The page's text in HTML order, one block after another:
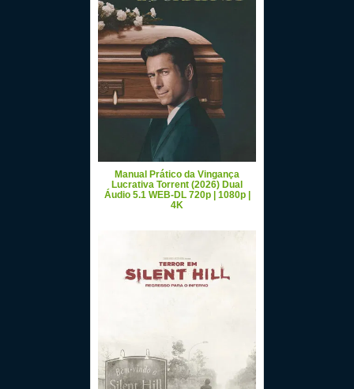
Manual Prático da Vingança
Lucrativa Torrent (2026) Dual
Áudio 5.1 WEB-DL 720p | 1080p |
4K